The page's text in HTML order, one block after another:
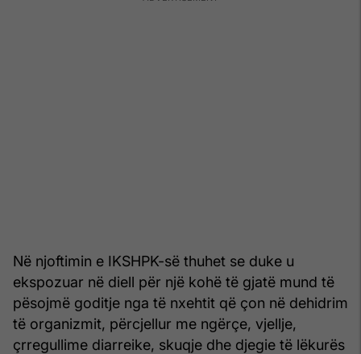
Në njoftimin e IKSHPK-së thuhet se duke u
ekspozuar në diell për një kohë të gjatë mund të
pësojmë goditje nga të nxehtit që çon në dehidrim
të organizmit, përcjellur me ngërçe, vjellje,
çrregullime diarreike, skuqje dhe djegie të lëkurës